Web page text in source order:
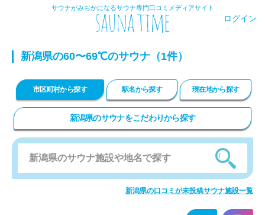
サウナがみぢかになるサウナ専門口コミメディアサイト
ログイン
新潟県の60〜69℃のサウナ（1件）
市区町村から探す 駅名から探す 現在地から探す
新潟県のサウナをこだわりから探す
新潟県の口コミが未投稿サウナ施設一覧